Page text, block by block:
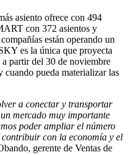
asiento ofrece con 494
con 372 asientos y
están operando un
es la única que proyecta
partir del 30 de noviembre
cuando pueda materializar las
a conectar y transportar
mercado muy importante
poder ampliar el número
con la economía y el
gerente de Ventas de